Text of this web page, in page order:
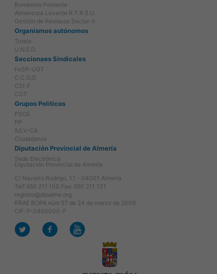
Bomberos Poniente
Almanzora Levante R.T.R.S.U.
Gestión de Residuos Sector-II
Organismos autónomos
Tutela
U.N.E.D.
Seccionaes Sindicales
FeSP-UGT
C.C.O.O.
CSI-F
CGT
Grupos Políticos
PSOE
PP
IULV-CA
Ciudadanos
Diputación Provincial de Almería
Sede Electrónica
Diputación Provincial de Almería
C/ Navarro Rodrigo, 17 - 04001 Almería
Telf 950 211 100 Fax: 950 211 131
registro@dipalme.org
RRAE BOPA núm 57 de 24 de marzo de 2009
CIF: P-0400000-F